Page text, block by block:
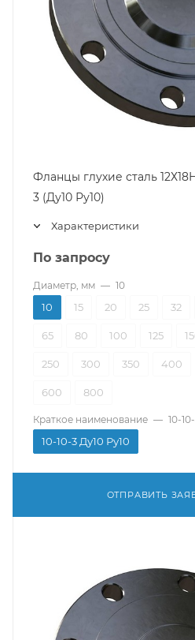
Фланцы глухие сталь
3 (Ду10 Ру10)
Характеристики
По запросу
Диаметр, мм — 10
10 15 20 25 32
65 80 100 125
250 300 350 400
600 800
Краткое наименование — 10-
10-10-3 Ду10 Ру10
ОТПРАВИТЬ